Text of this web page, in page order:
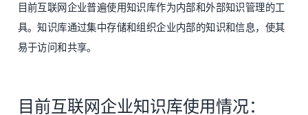
目前互联网企业普遍使用知识库作为内部和外部知识管理的工
具。知识库通过集中存储和组织企业内部的知识和信息，使其
易于访问和共享。
目前互联网企业知识库使用情况：